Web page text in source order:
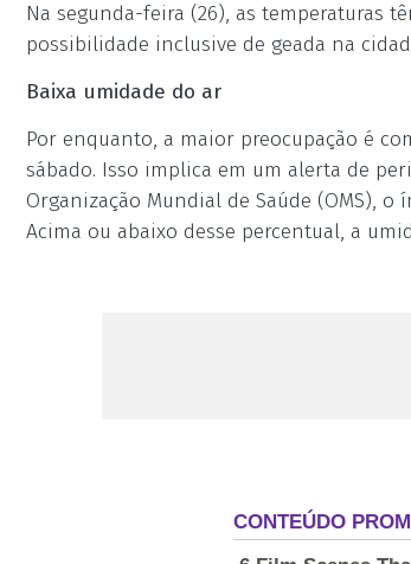
Na segunda-feira (26), as temperaturas
possibilidade inclusive de geada na
Baixa umidade do ar
Por enquanto, a maior preocupação é
sábado. Isso implica em um alerta de
Organização Mundial de Saúde (OMS),
Acima ou abaixo desse percentual, a